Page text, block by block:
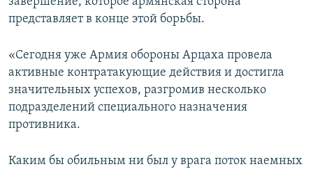
представляет в конце этой борьбы.
«Сегодня уже Армия обороны Арцаха провела
активные контратакующие действия и достигла
значительных успехов, разгромив несколько
подразделений специального назначения
противника.
Каким бы обильным ни был у врага поток наемных